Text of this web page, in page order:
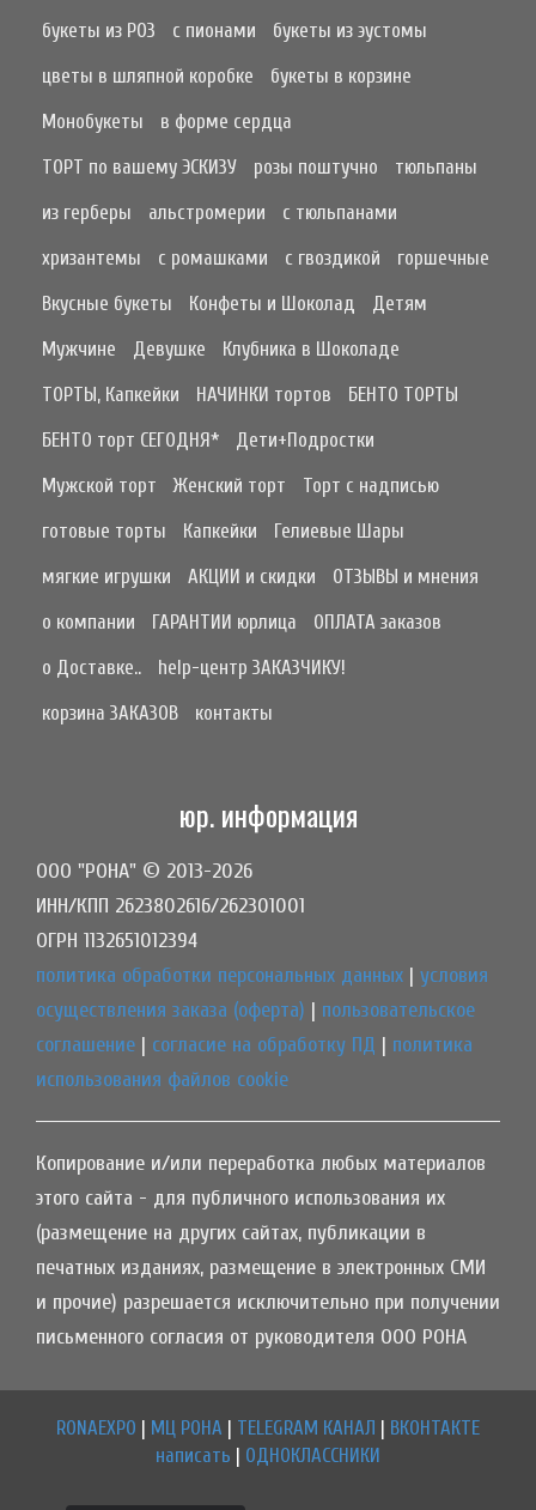
букеты из РОЗ
с пионами
букеты из эустомы
цветы в шляпной коробке
букеты в корзине
Монобукеты
в форме сердца
ТОРТ по вашему ЭСКИЗУ
розы поштучно
тюльпаны
из герберы
альстромерии
с тюльпанами
хризантемы
с ромашками с гвоздикой
горшечные
Вкусные букеты
Конфеты и Шоколад
Детям
Мужчине
Девушке
Клубника в Шоколаде
ТОРТЫ, Капкейки
НАЧИНКИ тортов
БЕНТО ТОРТЫ
БЕНТО торт СЕГОДНЯ*
Дети+Подростки
Мужской торт
Женский торт
Торт с надписью
готовые торты
Капкейки
Гелиевые Шары
мягкие игрушки
АКЦИИ и скидки
ОТЗЫВЫ и мнения
о компании
ГАРАНТИИ юрлица
ОПЛАТА заказов
о Доставке..
help-центр ЗАКАЗЧИКУ!
корзина ЗАКАЗОВ
контакты
юр. информация
ООО "РОНА" © 2013-2026
ИНН/КПП 2623802616/262301001
ОГРН 1132651012394
политика обработки персональных данных | условия
осуществления заказа (оферта) | пользовательское
соглашение | согласие на обработку ПД | политика
использования файлов cookie
Копирование и/или переработка любых материалов
этого сайта - для публичного использования их
(размещение на других сайтах, публикации в
печатных изданиях, размещение в электронных СМИ
и прочие) разрешается исключительно при получении
письменного согласия от руководителя ООО РОНА
RONAEXPO | МЦ РОНА | TELEGRAM КАНАЛ | ВКОНТАКТЕ
написать | ОДНОКЛАССНИКИ